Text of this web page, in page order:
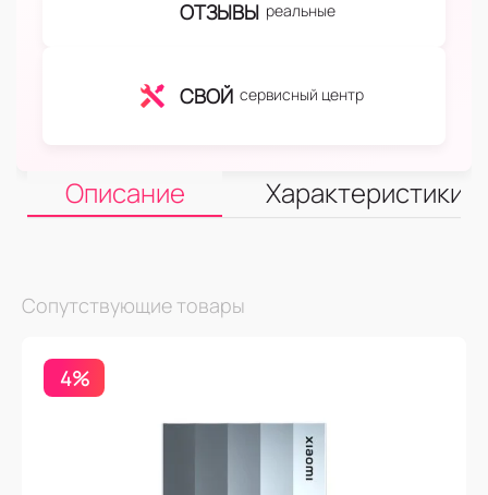
ОТЗЫВЫ реальные
СВОЙ сервисный центр
Описание Характеристики
Сопутствующие товары
4%